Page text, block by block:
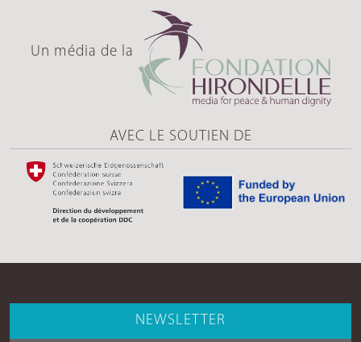
Un média de la
AVEC LE SOUTIEN DE
NEWSLETTER